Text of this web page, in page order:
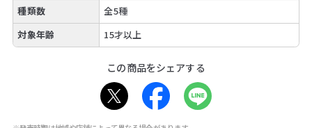
種類数
全5種
対象年齢
15才以上
この商品をシェアする